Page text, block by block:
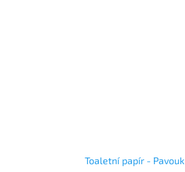
Toaletní papír - Pavouk